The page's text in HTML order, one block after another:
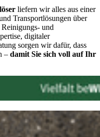
liefern wir alles aus einer
Transportlösungen über
und
digitaler
sorgen wir dafür, dass
– damit Sie sich voll auf Ihr